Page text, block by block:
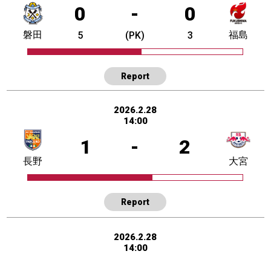
0 - 0
磐田 5 (PK) 3 福島
Report
2026.2.28
14:00
1 - 2
長野 大宮
Report
2026.2.28
14:00